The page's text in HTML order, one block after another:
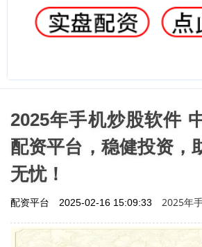
2025年手机炒股软件
配资平台，稳健投资，
无忧！
配资平台 2025-02-16 15:09:33 2025年